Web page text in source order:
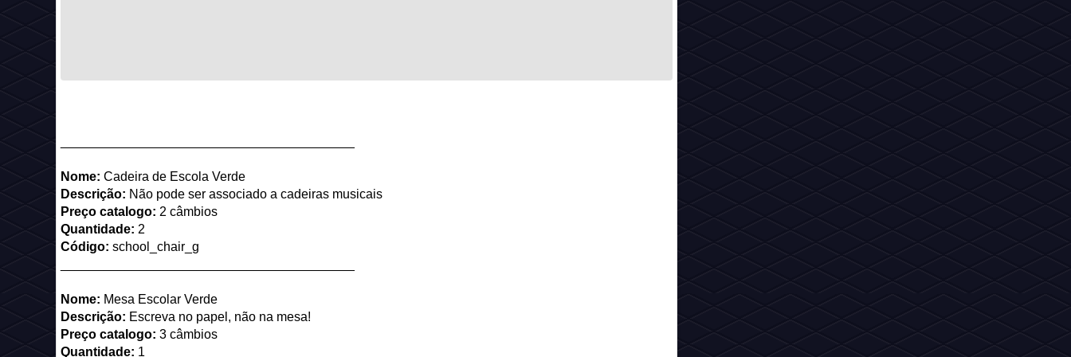
Nome: Cadeira de Escola Verde
Descrição: Não pode ser associado a cadeiras musicais
Preço catalogo: 2 câmbios
Quantidade: 2
Código: school_chair_g
Nome: Mesa Escolar Verde
Descrição: Escreva no papel, não na mesa!
Preço catalogo: 3 câmbios
Quantidade: 1